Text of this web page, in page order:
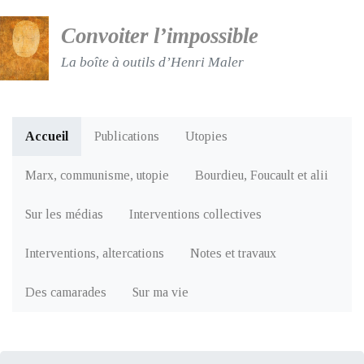
Convoiter l’impossible
La boîte à outils d’Henri Maler
Accueil Publications Utopies
Marx, communisme, utopie Bourdieu, Foucault et alii
Sur les médias Interventions collectives
Interventions, altercations Notes et travaux
Des camarades Sur ma vie